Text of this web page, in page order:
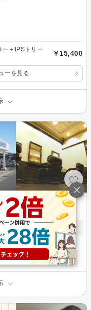
ー＋IPSトリー
￥15,400
ーを見る
す☆☆